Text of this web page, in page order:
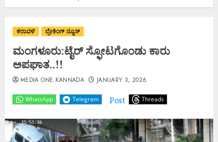
ಕರಾವಳಿ ಬ್ರೇಕಿಂಗ್ ನ್ಯೂಸ್
ಮಂಗಳೂರು:ಟೈರ್ ಸ್ಫೋಟಗೊಂಡು ಕಾರು
ಅಪಘಾತ..!!
WhatsApp Telegram Post Threads
MEDIA ONE KANNADA JANUARY 3, 2026